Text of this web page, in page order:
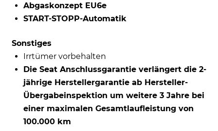
Abgaskonzept EU6e
START-STOPP-Automatik
Sonstiges
Irrtümer vorbehalten
Die Seat Anschlussgarantie verlängert die 2-
jährige Herstellergarantie ab Hersteller-
Übergabeinspektion um weitere 3 Jahre bei
einer maximalen Gesamtlaufleistung von
100.000 km